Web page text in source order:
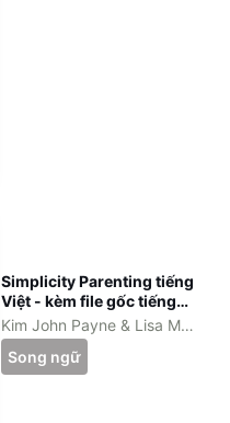
Simplicity Parenting tiếng
Việt - kèm file gốc tiếng
Anh - eBook ePub, azw3,
pdf
Kim John Payne & Lisa M.
Ross
Song ngữ